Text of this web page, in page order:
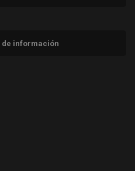
de información